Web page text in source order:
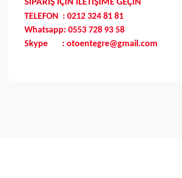
SİPARİŞ İÇİN İLETİŞİME GEÇİN
TELEFON : 0212 324 81 81
Whatsapp: 0553 728 93 58
Skype : otoentegre@gmail.com